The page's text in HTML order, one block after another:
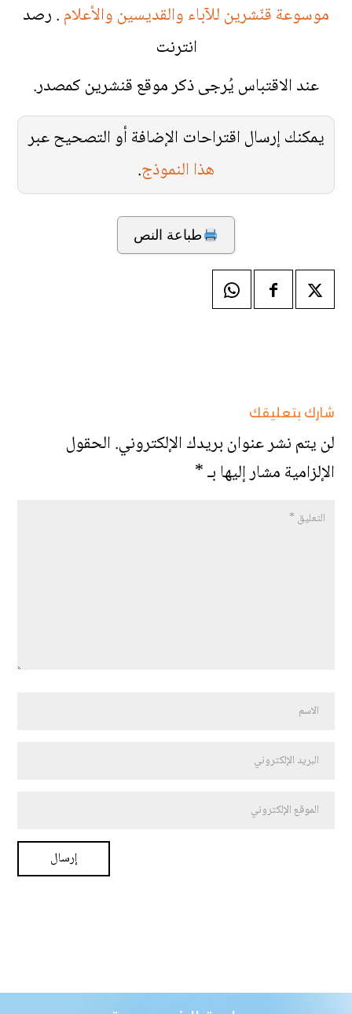
موسوعة قنّشرين للآباء والقديسين والأعلام. رصد
انترنت
عند الاقتباس يُرجى ذكر موقع قنشرين كمصدر.
يمكنك إرسال اقتراحات الإضافة أو التصحيح عبر
هذا النموذج.
طباعة النص
شارك بتعليقك
لن يتم نشر عنوان بريدك الإلكتروني.الحقول
الإلزامية مشار إليها بـ*